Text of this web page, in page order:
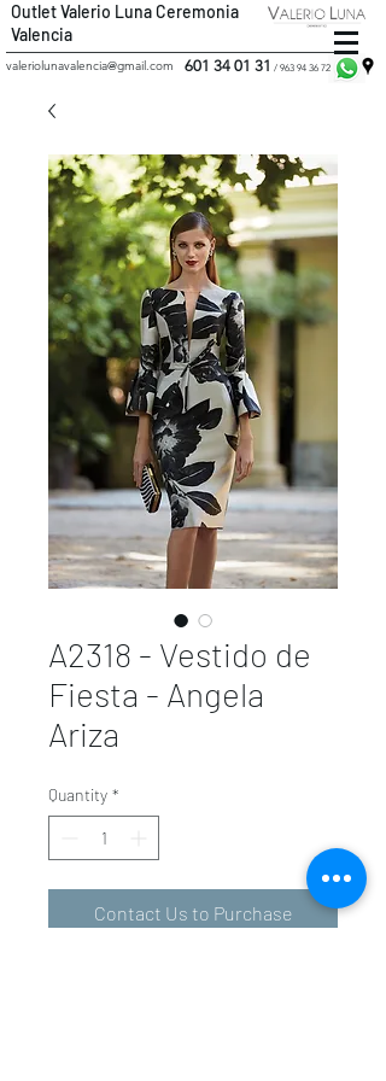
Outlet Valerio Luna Ceremonia
Valencia
601 34 01 31 / 963 94 36 72
valeriolunavalencia@gmail.com
A2318 - Vestido de
Fiesta - Angela
Ariza
Quantity *
Contact Us to Purchase